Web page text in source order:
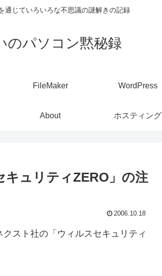
通じていろいろな不思議の謎解きの記録
のパソコン黙秘録
FileMaker WordPress
About ホスティング
キュリティZERO」の注
2006.10.18
スト社の「ウィルスセキュリティ